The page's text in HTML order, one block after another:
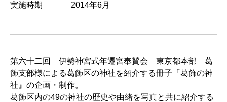
実施時期 2014年6月
第六十二回 伊勢神宮式年遷宮奉賛会 東京都本部 葛
飾支部様による葛飾区の神社を紹介する冊子『葛飾の神
社』の企画・制作。
葛飾区内の49の神社の歴史や由緒を写真と共に紹介する